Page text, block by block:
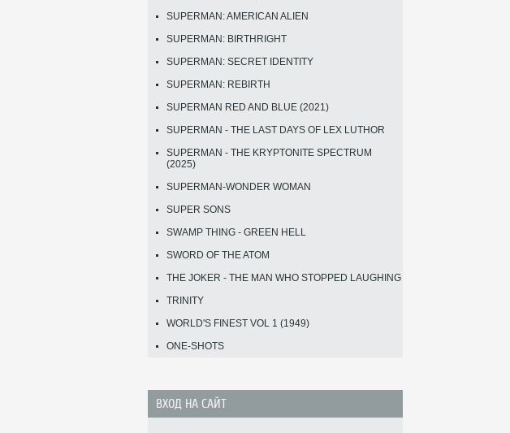
SUPERMAN: AMERICAN ALIEN
SUPERMAN: BIRTHRIGHT
SUPERMAN: SECRET IDENTITY
SUPERMAN: REBIRTH
SUPERMAN RED AND BLUE (2021)
SUPERMAN - THE LAST DAYS OF LEX LUTHOR
SUPERMAN - THE KRYPTONITE SPECTRUM
(2025)
SUPERMAN-WONDER WOMAN
SUPER SONS
SWAMP THING - GREEN HELL
SWORD OF THE ATOM
THE JOKER - THE MAN WHO STOPPED LAUGHING
TRINITY
WORLD'S FINEST VOL 1 (1949)
ONE-SHOTS
ВХОД НА САЙТ